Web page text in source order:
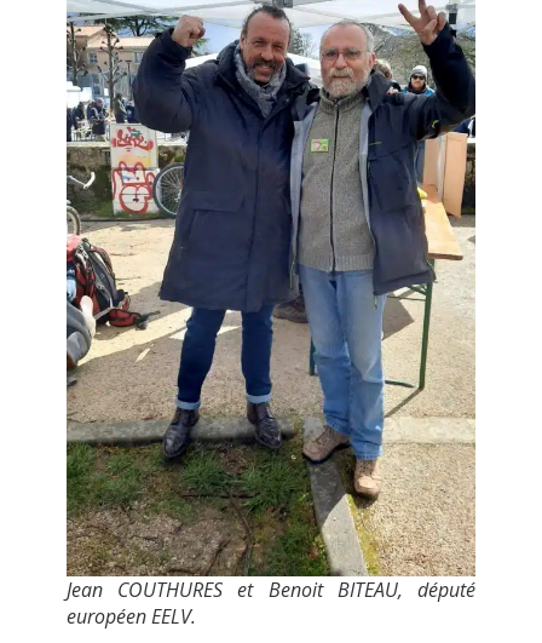
Jean COUTHURES et Benoit BITEAU, député
européen EELV.